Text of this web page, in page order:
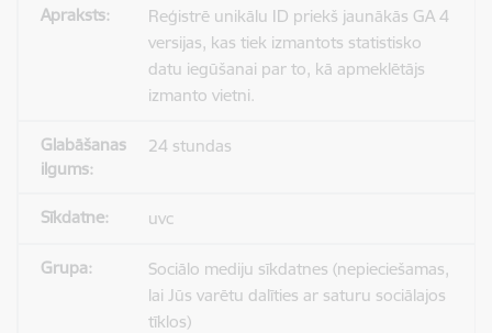
Reģistrē unikālu ID priekš jaunākās GA 4
versijas, kas tiek izmantots statistisko
datu iegūšanai par to, kā apmeklētājs
izmanto vietni.
24 stundas
uvc
Sociālo mediju sīkdatnes (nepieciešamas,
lai Jūs varētu dalīties ar saturu sociālajos
tīklos)